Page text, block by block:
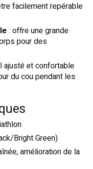
facilement repérable
: offre une grande
pour des
ajusté et confortable
du cou pendant les
Bright Green)
amélioration de la